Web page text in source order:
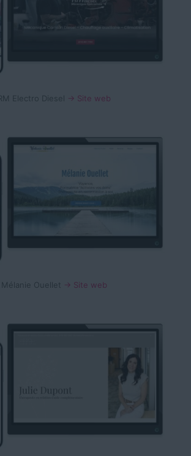
RM Electro Diesel → Site web
Mélanie Ouellet → Site web